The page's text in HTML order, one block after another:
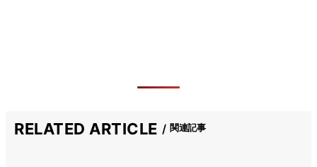
RELATED ARTICLE 関連記事